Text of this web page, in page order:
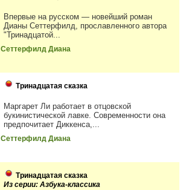
Впервые на русском — новейший роман
Дианы Сеттерфилд, прославленного автора
"Тринадцатой...
Сеттерфилд Диана
Тринадцатая сказка
Маргарет Ли работает в отцовской
букинистической лавке. Современности она
предпочитает Диккенса,...
Сеттерфилд Диана
Тринадцатая сказка
Из серии: Азбука-классика